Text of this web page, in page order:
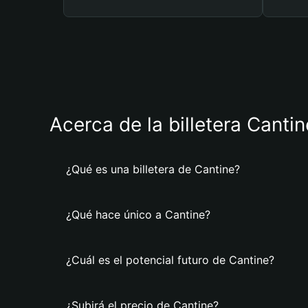
Acerca de la billetera
¿Qué es una billetera de Cantine?
¿Qué hace único a Cantine?
¿Cuál es el potencial futuro de Cantine?
¿Subirá el precio de Cantine?